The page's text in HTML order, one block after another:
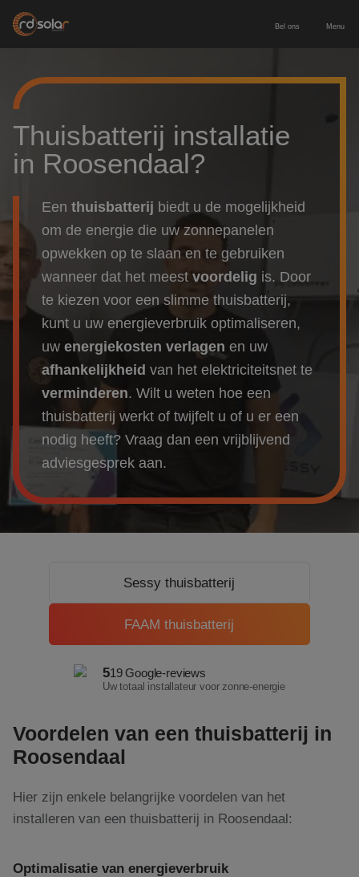
Bel ons Menu
Thuisbatterij
Europees geproduceerde batterij
Laadpaal inclusief installatie
Zonnepanelen zakelijk
Zonnepanelen particulier
Diensten
Service & onderhoud
Leveren & installeren
Voor wie
Zakelijk & MKB
Nieuwbouw
Particulier
Contact
Adviesgesprek aanvragen
Referenties
Projecten
Actueel
Thuisbatterij installatie
in Roosendaal?
Een thuisbatterij biedt u de mogelijkheid
om de energie die uw zonnepanelen
opwekken op te slaan en te gebruiken
wanneer dat het meest voordelig is. Door
te kiezen voor een slimme thuisbatterij,
kunt u uw energieverbruik optimaliseren,
uw energiekosten verlagen en uw
afhankelijkheid van het elektriciteitsnet te
verminderen. Wilt u weten hoe een
thuisbatterij werkt of twijfelt u of u er een
nodig heeft? Vraag dan een vrijblijvend
adviesgesprek aan.
Sessy thuisbatterij
FAAM thuisbatterij
519 Google-reviews
Uw totaal installateur voor zonne-energie
Voordelen van een thuisbatterij in
Roosendaal
Hier zijn enkele belangrijke voordelen van het
installeren van een thuisbatterij in Roosendaal:
Optimalisatie van energieverbruik